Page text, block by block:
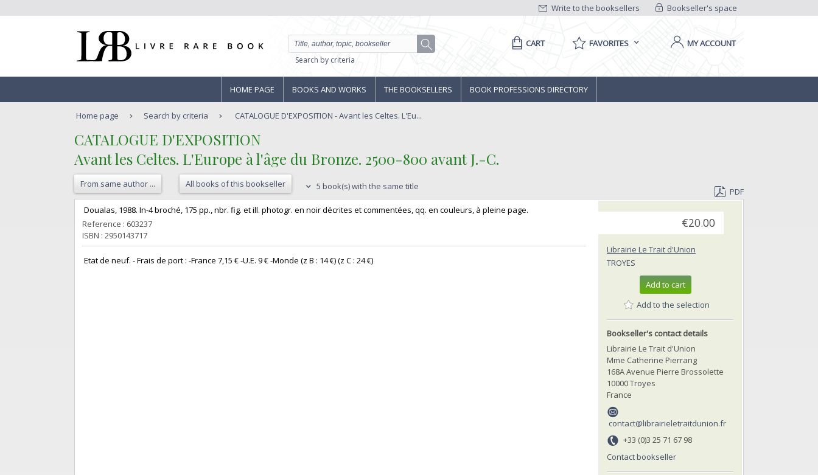
Bookseller's space
Write to the booksellers
Search by criteria
CART FAVORITES MY ACCOUNT
HOME PAGE BOOKS AND WORKS THE BOOKSELLERS BOOK PROFESSIONS DIRECTORY
Home page Search by criteria CATALOGUE D'EXPOSITION - Avant les Celtes. L'Eu...
‎CATALOGUE D'EXPOSITION‎
‎Avant les Celtes. L'Europe à l'âge du Bronze. 2500-800 avant J.-C.‎
From same author ... All books of this bookseller 5 book(s) with the same title
PDF
‎ Doualas, 1988. In-4 broché, 175 pp., nbr. fig. et ill. photogr. en noir décrites et commentées, qq. en couleurs, à pleine page. ‎
Reference : 603237
ISBN : 2950143717
‎ Etat de neuf. - Frais de port : -France 7,15 € -U.E. 9 € -Monde (z B : 14 €) (z C : 24 €) ‎
€20.00
Librairie Le Trait d'Union
TROYES
Add to cart
Add to the selection
Bookseller's contact details
Librairie Le Trait d'Union
Mme Catherine Pierrang
168A Avenue Pierre Brossolette
10000 Troyes
France
contact@librairieletraitdunion.fr
+33 (0)3 25 71 67 98
Contact bookseller